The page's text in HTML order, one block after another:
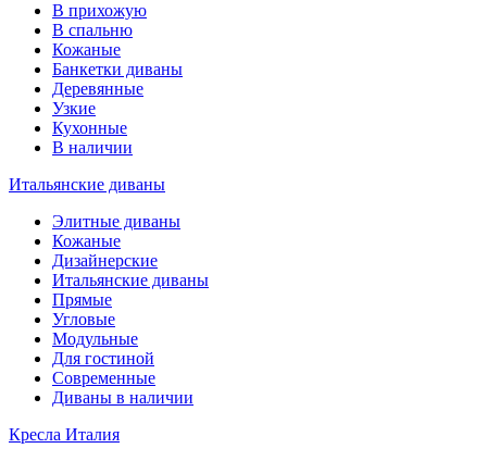
В прихожую
В спальню
Кожаные
Банкетки диваны
Деревянные
Узкие
Кухонные
В наличии
Итальянские диваны
Элитные диваны
Кожаные
Дизайнерские
Итальянские диваны
Прямые
Угловые
Модульные
Для гостиной
Современные
Диваны в наличии
Кресла Италия